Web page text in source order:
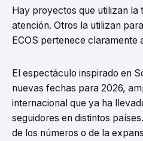
Hay proyectos que utilizan
atención. Otros la utilizan
ECOS pertenece claramente
El espectáculo inspirado en
nuevas fechas para 2026,
internacional que ya ha
seguidores en distintos
de los números o de la